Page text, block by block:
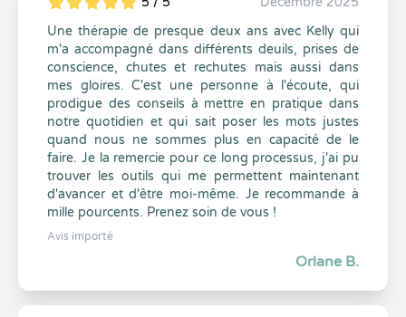
5
1
5
0
Une thérapie de presque deux ans avec Kelly qui
m'a accompagné dans différents deuils, prises de
conscience, chutes et rechutes mais aussi dans
mes gloires. C'est une personne à l'écoute, qui
prodigue des conseils à mettre en pratique dans
notre quotidien et qui sait poser les mots justes
quand nous ne sommes plus en capacité de le
faire. Je la remercie pour ce long processus, j'ai pu
trouver les outils qui me permettent maintenant
d'avancer et d'être moi-même. Je recommande à
mille pourcents. Prenez soin de vous !
Avis importé
Orlane B.